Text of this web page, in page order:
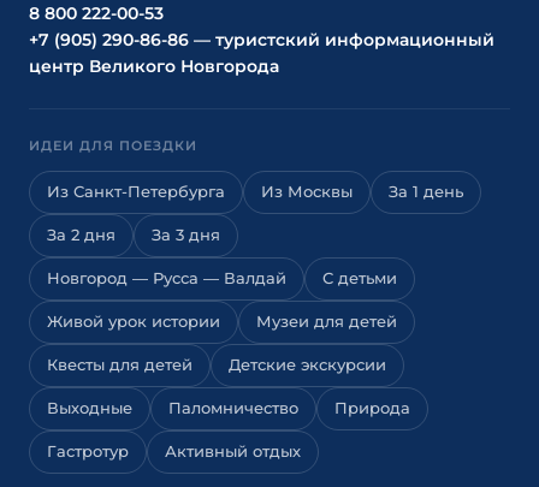
8 800 222-00-53
+7 (905) 290-86-86 — туристский информационный
центр Великого Новгорода
ИДЕИ ДЛЯ ПОЕЗДКИ
Из Санкт-Петербурга Из Москвы За 1 день
За 2 дня За 3 дня
Новгород — Русса — Валдай С детьми
Живой урок истории Музеи для детей
Квесты для детей Детские экскурсии
Выходные Паломничество Природа
Гастротур Активный отдых